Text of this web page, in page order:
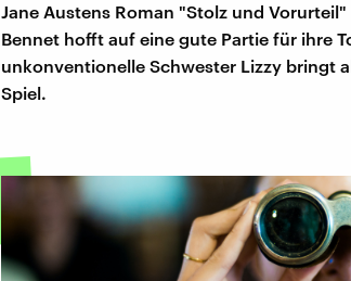
Jane Austens Roman "Stolz und
Bennet hofft auf eine gute Partie für ihre
unkonventionelle Schwester Lizzy bringt
Spiel.